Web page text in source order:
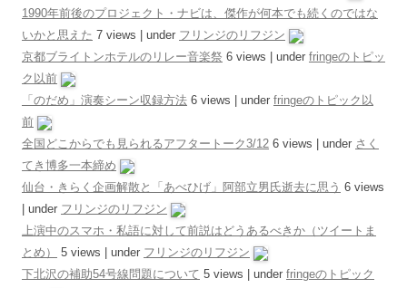
1990年前後のプロジェクト・ナビは、傑作が何本でも続くのではな
いかと思えた 7 views under フリンジのリフジン
京都ブライトンホテルのリレー音楽祭 6 views under fringeのトピッ
ク以前
「のだめ」演奏シーン収録方法 6 views under fringeのトピック以
前
全国どこからでも見られるアフタートーク3/12 6 views under さく
てき博多一本締め
仙台・きらく企画解散と「あべひげ」阿部立男氏逝去に思う 6 views
under フリンジのリフジン
上演中のスマホ・私語に対して前説はどうあるべきか（ツイートま
とめ）
5 views under フリンジのリフジン
下北沢の補助54号線問題について 5 views under fringeのトピック